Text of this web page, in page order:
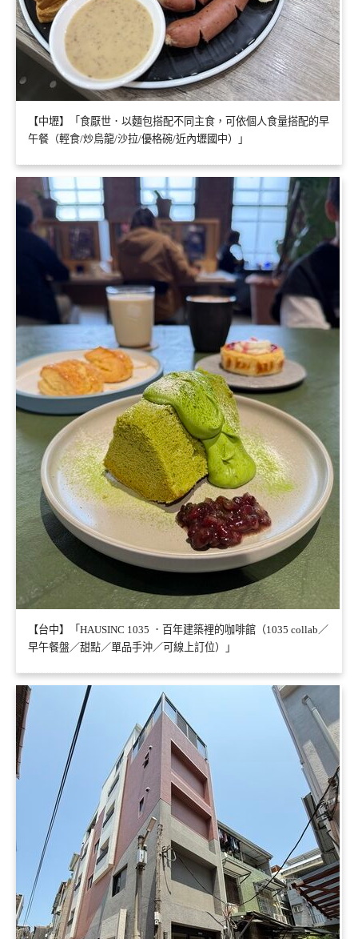
【中壢】「食厭世．以麵包搭配不同主食，可依個人食量搭配的早
午餐（輕食/炒烏龍/沙拉/優格碗/近內壢國中）」
【台中】「HAUSINC 1035 ．百年建築裡的咖啡館（1035 collab／
早午餐盤／甜點／單品手沖／可線上訂位）」